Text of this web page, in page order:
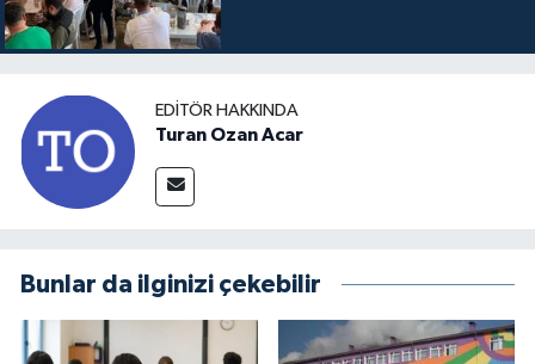
EDITÖR HAKKINDA
Turan Ozan Acar
Bunlar da ilginizi çekebilir